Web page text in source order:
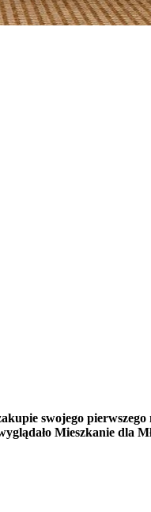
swojego
Mieszkanie dla